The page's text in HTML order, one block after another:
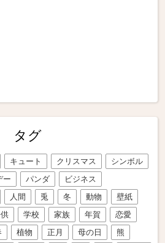
タグ
キュート クリスマス
シンボル
ー パンダ
ビジネス
人間 兎 冬 動物
壁紙
学校 家族 年賀
恋愛
植物 正月 母の日
熊